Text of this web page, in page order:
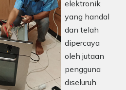
elektronik
yang handal
dan telah
dipercaya
oleh jutaan
pengguna
diseluruh